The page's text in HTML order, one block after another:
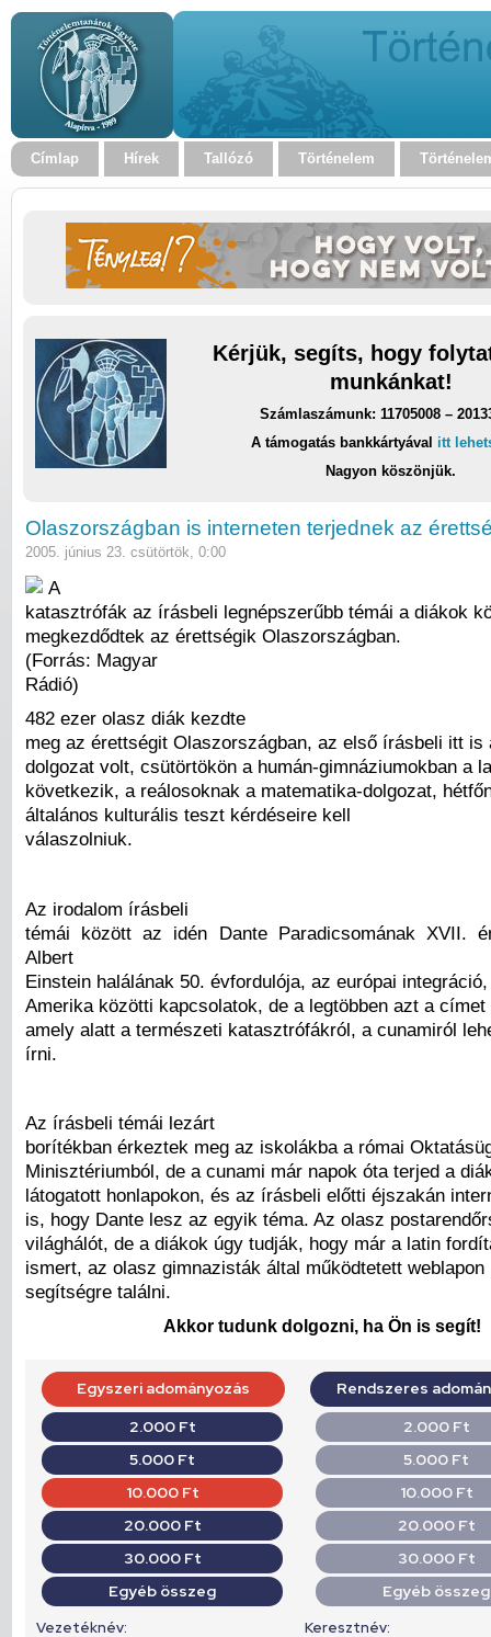
Címlap Hírek Tallózó Történelem
Kérjük, segíts, hogy
munkánkat!
Számlaszámunk: 11705008 –
A támogatás bankkártyával itt
Nagyon köszönjük.
Olaszországban is interneten terjednek az
2005. június 23. csütörtök, 0:00
A
katasztrófák az írásbeli legnépszerűbb témái a diákok
megkezdődtek az érettségik Olaszországban.
(Forrás: Magyar
Rádió)
482 ezer olasz diák kezdte
meg az érettségit Olaszországban, az első írásbeli itt is
dolgozat volt, csütörtökön a humán-gimnáziumokban a
következik, a reálosoknak a matematika-dolgozat,
általános kulturális teszt kérdéseire kell
válaszolniuk.
Az irodalom írásbeli
témái között az idén Dante Paradicsomának XVII.
Albert
Einstein halálának 50. évfordulója, az európai
Amerika közötti kapcsolatok, de a legtöbben azt a
amely alatt a természeti katasztrófákról, a cunamiról
írni.
Az írásbeli témái lezárt
borítékban érkeztek meg az iskolákba a római
Minisztériumból, de a cunami már napok óta terjed a
látogatott honlapokon, és az írásbeli előtti éjszakán
is, hogy Dante lesz az egyik téma. Az olasz
világhálót, de a diákok úgy tudják, hogy már a latin
ismert, az olasz gimnazisták által működtetett weblapon
segítségre találni.
Akkor tudunk dolgozni, ha Ön is segít!